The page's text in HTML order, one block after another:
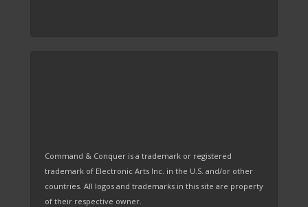
Command & Conquer is a trademark or registered
trademark of Electronic Arts Inc. in the U.S. and/or other
countries. All logos and trademarks in this site are property
of their respective owner.